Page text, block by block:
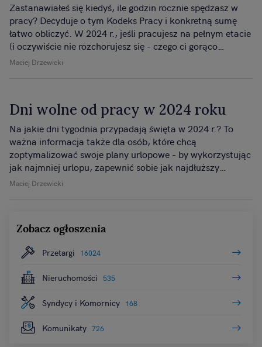
Maciej Drzewicki
Zastanawiałeś się kiedyś, ile godzin rocznie spędzasz w
pracy? Decyduje o tym Kodeks Pracy i konkretną sumę
łatwo obliczyć. W 2024 r., jeśli pracujesz na pełnym etacie
(i oczywiście nie rozchorujesz się - czego ci gorąco
życzymy) - będzie to 2008 godzin.
Dni wolne od pracy w 2024 roku
Maciej Drzewicki
Na jakie dni tygodnia przypadają święta w 2024 r.? To
ważna informacja także dla osób, które chcą
zoptymalizować swoje plany urlopowe - by wykorzystując
jak najmniej urlopu, zapewnić sobie jak najdłuższy
wypoczynek.
Zobacz ogłoszenia
Przetargi 16024
Nieruchomości 535
Syndycy i Komornicy 168
Komunikaty 726